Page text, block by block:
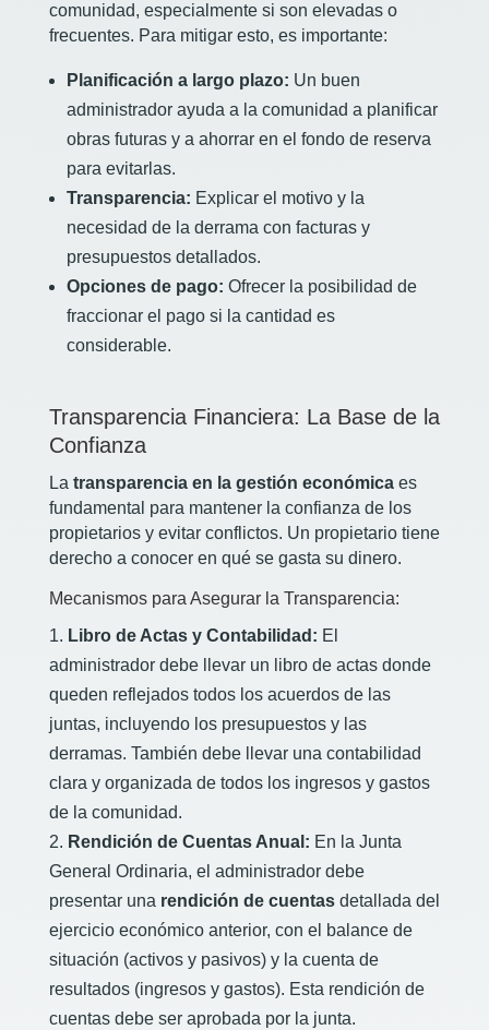
comunidad, especialmente si son elevadas o
frecuentes. Para mitigar esto, es importante:
Planificación a largo plazo: Un buen
administrador ayuda a la comunidad a planificar
obras futuras y a ahorrar en el fondo de reserva
para evitarlas.
Transparencia: Explicar el motivo y la
necesidad de la derrama con facturas y
presupuestos detallados.
Opciones de pago: Ofrecer la posibilidad de
fraccionar el pago si la cantidad es
considerable.
Transparencia Financiera: La Base de la
Confianza
La transparencia en la gestión económicaes
fundamental para mantener la confianza de los
propietarios y evitar conflictos. Un propietario tiene
derecho a conocer en qué se gasta su dinero.
Mecanismos para Asegurar la Transparencia:
Libro de Actas y Contabilidad: El
administrador debe llevar un libro de actas donde
queden reflejados todos los acuerdos de las
juntas, incluyendo los presupuestos y las
derramas. También debe llevar una contabilidad
clara y organizada de todos los ingresos y gastos
de la comunidad.
Rendición de Cuentas Anual: En la Junta
General Ordinaria, el administrador debe
presentar una rendición de cuentasdetallada del
ejercicio económico anterior, con el balance de
situación (activos y pasivos) y la cuenta de
resultados (ingresos y gastos). Esta rendición de
cuentas debe ser aprobada por la junta.